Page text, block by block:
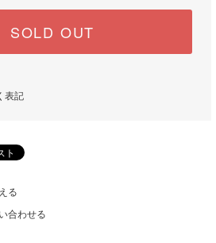
SOLD OUT
表記
る
合わせる